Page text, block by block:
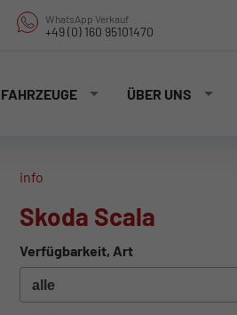
WhatsApp Verkauf
+49 (0) 160 95101470
FAHRZEUGE ÜBER UNS
info
Skoda Scala
Verfügbarkeit, Art